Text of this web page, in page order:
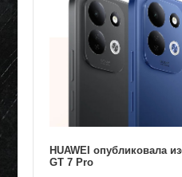
HUAWEI опубликовала
GT 7 Pro